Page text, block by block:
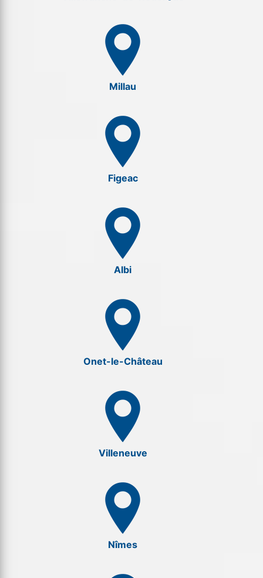
Millau
Figeac
Albi
Onet-le-Château
Villeneuve
Nîmes